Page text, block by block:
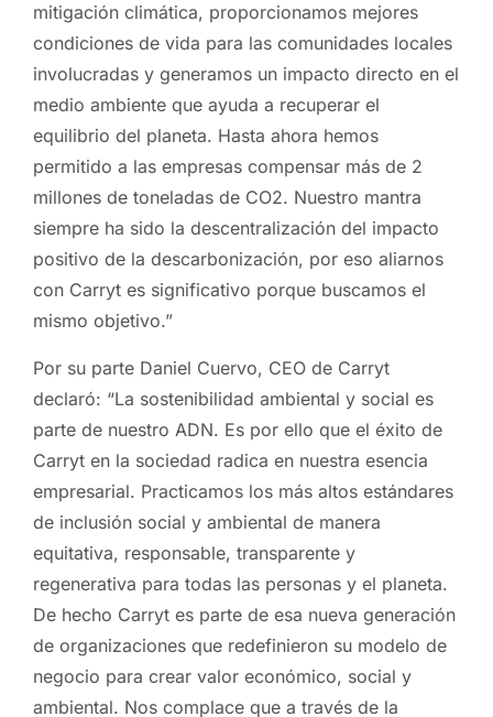
mitigación climática, proporcionamos mejores
condiciones de vida para las comunidades locales
involucradas y generamos un impacto directo en el
medio ambiente que ayuda a recuperar el
equilibrio del planeta. Hasta ahora hemos
permitido a las empresas compensar más de 2
millones de toneladas de CO2. Nuestro mantra
siempre ha sido la descentralización del impacto
positivo de la descarbonización, por eso aliarnos
con Carryt es significativo porque buscamos el
mismo objetivo.”
Por su parte Daniel Cuervo, CEO de Carryt
declaró: “La sostenibilidad ambiental y social es
parte de nuestro ADN. Es por ello que el éxito de
Carryt en la sociedad radica en nuestra esencia
empresarial. Practicamos los más altos estándares
de inclusión social y ambiental de manera
equitativa, responsable, transparente y
regenerativa para todas las personas y el planeta.
De hecho Carryt es parte de esa nueva generación
de organizaciones que redefinieron su modelo de
negocio para crear valor económico, social y
ambiental. Nos complace que a través de la